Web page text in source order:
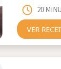
20
VER